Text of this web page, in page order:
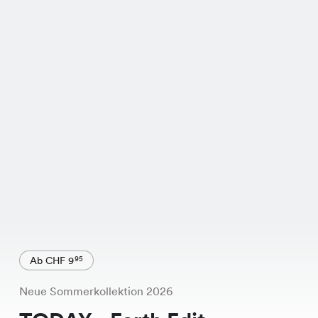
Ab CHF 995
Neue Sommerkollektion 2026